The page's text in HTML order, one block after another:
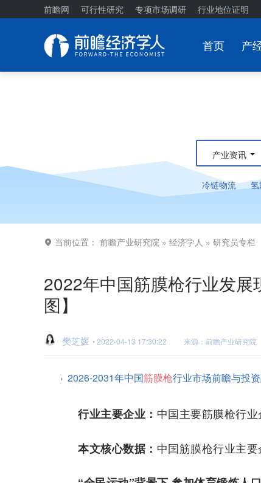
前瞻网 可行性研究 专项市场调研 行业地位证明
首页 产
产业资讯
冷链物流
当前位置： 前瞻产业研究院 » 经济学人 » 研究员专栏
2022年中国筋膜枪行业发
图】
樊芝媛 • 2022-04-13 17:30:22 来源：前瞻产业研究院
2026-2031年中国筋膜枪行业市场前瞻与投
行业主要企业： 中国主要筋膜枪行
本文核心数据： 中国筋膜枪行业主